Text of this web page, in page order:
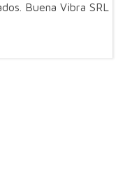
Buena Vibra SRL